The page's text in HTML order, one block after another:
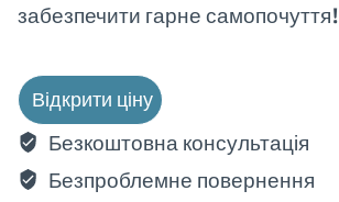
забезпечити гарне самопочуття!
Відкрити ціну
Безкоштовна консультація
Безпроблемне повернення